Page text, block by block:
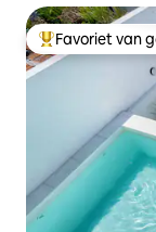
Topfavoriet van
Favoriet van